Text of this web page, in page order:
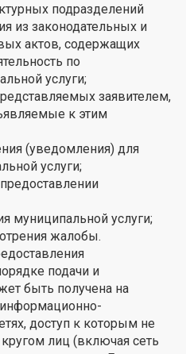
подразделений
из законодательных и
актов, содержащих
по
услуги;
заявителем,
к этим
(уведомления) для
услуги;
муниципальной услуги;
жалобы.
подачи и
быть получена на
доступ к которым не
лиц (включая сеть